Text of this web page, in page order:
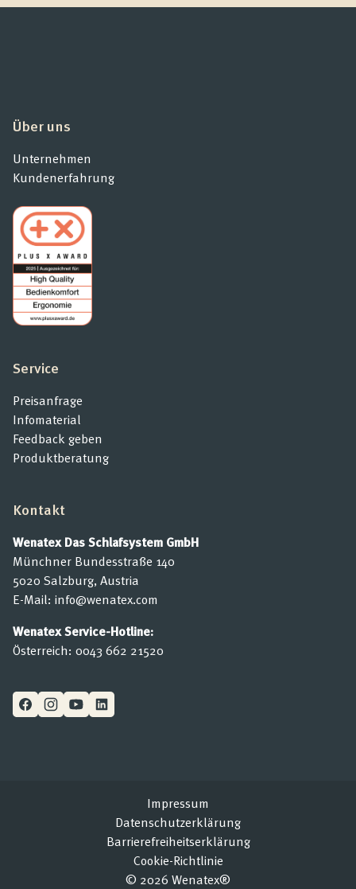
Über uns
Unternehmen
Kundenerfahrung
Service
Preisanfrage
Infomaterial
Feedback geben
Produktberatung
Kontakt
Wenatex Das Schlafsystem GmbH
Münchner Bundesstraße 140
5020 Salzburg, Austria
E-Mail: info@wenatex.com
Wenatex Service-Hotline:
Österreich: 0043 662 21520
© 2026 Wenatex®
Impressum
Datenschutzerklärung
Barrierefreiheitserklärung
Cookie-Richtlinie